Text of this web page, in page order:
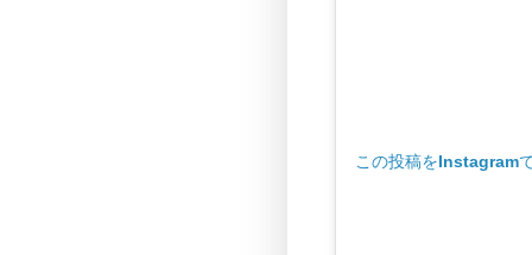
この投稿をInstagram